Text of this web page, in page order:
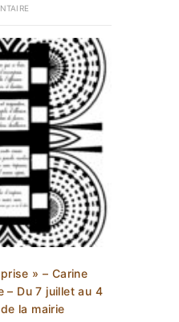
» – Carine
– Du 7 juillet au 4
la mairie